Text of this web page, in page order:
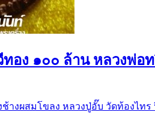
ทอง ๑๐๐ ล้าน หลวงพ่อ